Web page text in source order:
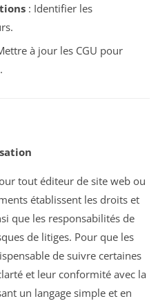
: Identifier les
à jour les CGU pour
tout éditeur de site web ou
établissent les droits et
que les responsabilités de
de litiges. Pour que les
de suivre certaines
et leur conformité avec la
un langage simple et en